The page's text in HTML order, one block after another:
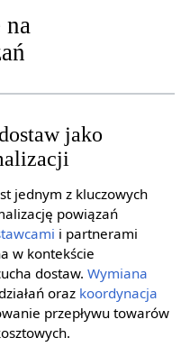
jako
jednym z kluczowych
powiązań
i partnerami
w kontekście
dostaw. Wymiana
oraz koordynacja
przepływu towarów